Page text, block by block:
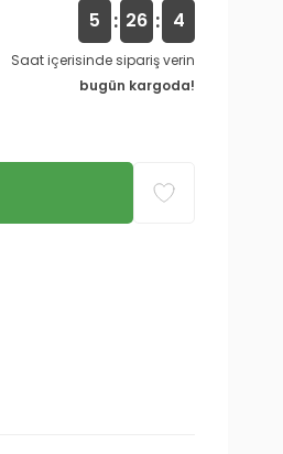
5 : 26 : 3
Saat içerisinde sipariş verin
bugün kargoda!